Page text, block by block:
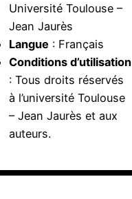
Université Toulouse –
Jean Jaurès
Langue : Français
Conditions d’utilisation
: Tous droits réservés
à l’université Toulouse
– Jean Jaurès et aux
auteurs.